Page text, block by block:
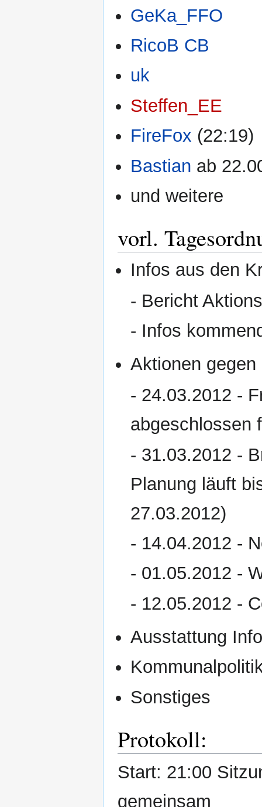
GeKa_FFO
RicoB CB
uk
Steffen_EE
FireFox (22:19)
Bastian ab
und weitere
vorl.
Infos aus den
- Bericht
- Infos
Aktionen
- 24.03.2012 -
abgeschlossen
- 31.03.2012 -
Planung läuft
27.03.2012)
- 14.04.2012 -
- 01.05.2012 -
- 12.05.2012 -
Ausstattung
Sonstiges
Protokoll:
Start: 21:00
gemeinsam